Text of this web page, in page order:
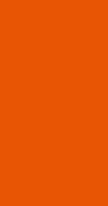
に当社が業
めに、セキ
の上、対応